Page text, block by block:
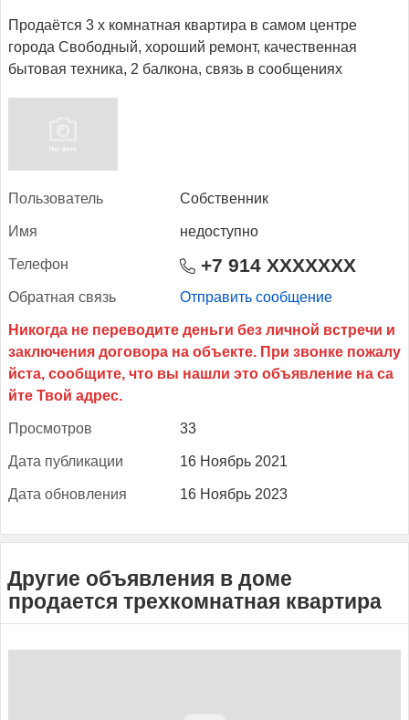
Продаётся 3 х комнатная квартира в самом центре
города Свободный, хороший ремонт, качественная
бытовая техника, 2 балкона, связь в сообщениях
Поль­зо­ватель Собственник
Имя недоступно
Те­лефон +7 914 XXXXXXX
Об­ратная связь Отправить сообщение
Прос­мотров 33
Да­та пуб­ли­кации 16 Ноябрь 2021
Да­та об­новле­ния 16 Ноябрь 2023
Другие объявления в доме
продается трехкомнатная квартира